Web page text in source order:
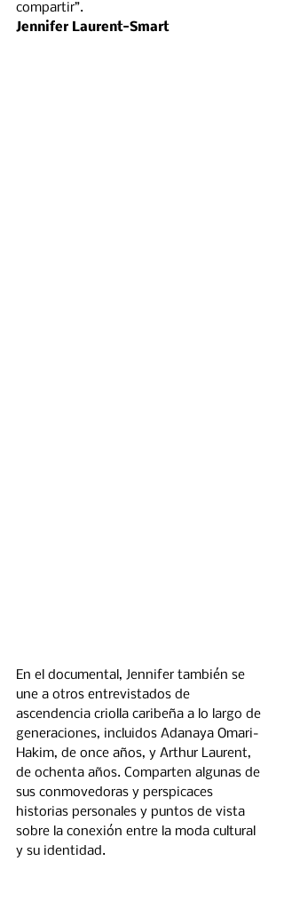
compartir”.
Jennifer Laurent-Smart
En el documental, Jennifer también se
une a otros entrevistados de
ascendencia criolla caribeña a lo largo de
generaciones, incluidos Adanaya Omari-
Hakim, de once años, y Arthur Laurent,
de ochenta años. Comparten algunas de
sus conmovedoras y perspicaces
historias personales y puntos de vista
sobre la conexión entre la moda cultural
y su identidad.